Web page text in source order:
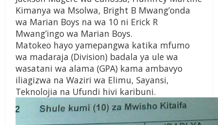
Kimanya wa Msolwa, Bright B Mwang’onda
wa Marian Boys na wa 10 ni Erick R
Mwang’ingo wa Marian Boys.
Matokeo hayo yamepangwa katika mfumo
wa madaraja (Division) badala ya ule wa
wasatani wa alama (GPA) kama ambavyo
iliagizwa na Waziri wa Elimu, Sayansi,
Teknolojia na Ufundi hivi karibuni.